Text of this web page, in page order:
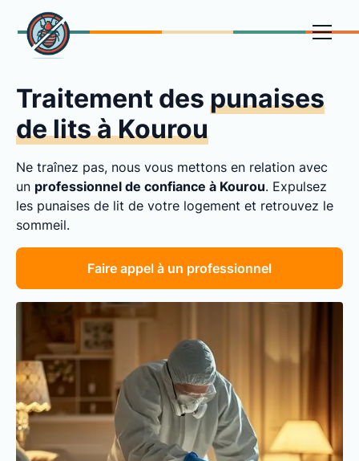
Traitement des punaises
de lits à Kourou
Ne traînez pas, nous vous mettons en relation avec
un professionnel de confiance à Kourou. Expulsez
les punaises de lit de votre logement et retrouvez le
sommeil.
Faire appel à un professionnel